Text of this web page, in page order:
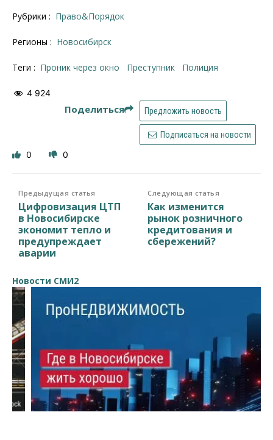
Рубрики : Право&Порядок
Регионы : Новосибирск
Теги : проник через окно Преступник полиция
4 924
Поделиться Предложить новость
Подписаться на новости
0 0
Предыдущая статья
Цифровизация ЦТП
в Новосибирске
экономит тепло и
предупреждает
аварии
Следующая статья
Как изменится
рынок розничного
кредитования и
сбережений?
Новости СМИ2